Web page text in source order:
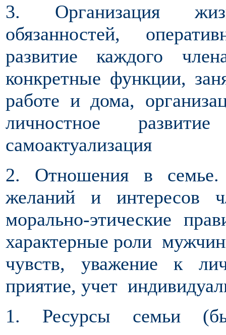
3. Организация
обязанностей,
развитие каждого
конкретные функции,
работе и дома,
личностное
самоактуализация
2. Отношения в семье.
желаний и интересов
морально-этические
характерные роли
чувств, уважение к
приятие, учет
1. Ресурсы семьи